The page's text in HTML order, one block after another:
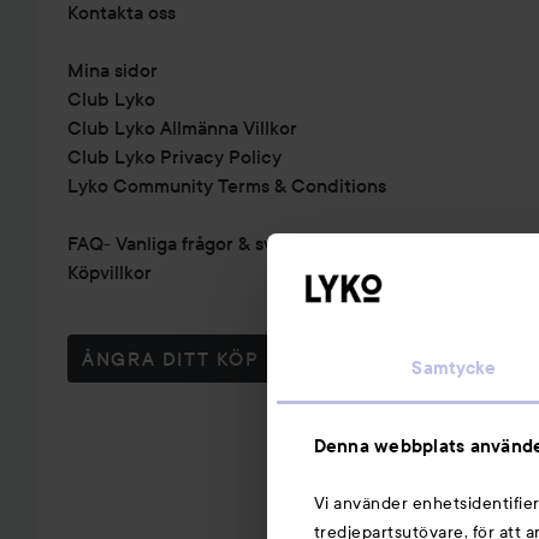
Samtycke
Denna webbplats
Vi använder
tredjepartsutövare, för att
Kontakta oss
Mina sidor
Club Lyko
Club Lyko Allmänna Villkor
Club Lyko Privacy Policy
Lyko Community Terms & Conditions
FAQ- Vanliga frågor & svar
Köpvillkor
ÅNGRA DITT KÖP